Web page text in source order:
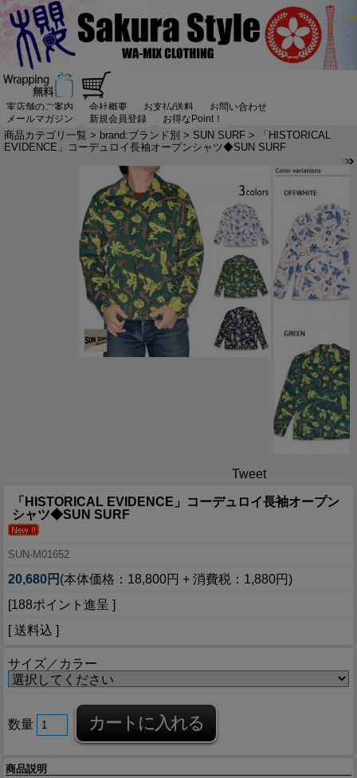
実店舗のご案内 会社概要 お支払/送料
お問い合わせ
メールマガジン
新規会員登録 お得なPoint！
商品カテゴリ一覧 > brand:ブランド別 > SUN SURF > 「HISTORICAL
EVIDENCE」コーデュロイ長袖オープンシャツ◆SUN SURF
Tweet
「HISTORICAL EVIDENCE」コーデュロイ長袖オープン
シャツ◆SUN SURF
SUN-M01652
20,680円 (本体価格：18,800円 + 消費税：1,880円)
[188ポイント進呈 ]
[ 送料込 ]
サイズ／カラー
数量
商品説明